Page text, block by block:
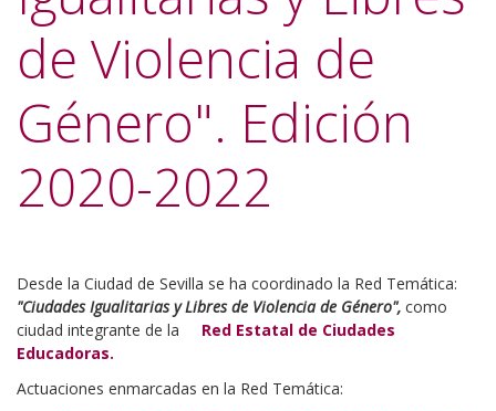
de Violencia de
Género". Edición
2020-2022
Desde la Ciudad de Sevilla se ha coordinado la Red Temática:
"Ciudades Igualitarias y Libres de Violencia de Género", como
ciudad integrante de la Red Estatal de Ciudades
Educadoras.
Actuaciones enmarcadas en la Red Temática: